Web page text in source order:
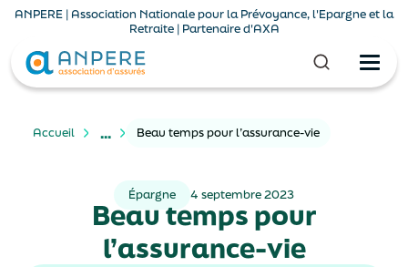
ANPERE | Association Nationale pour la Prévoyance, l'Epargne et la
Retraite | Partenaire d'AXA
Accueil ... Beau temps pour l’assurance-vie
Épargne 4 septembre 2023
Beau temps pour
l’assurance-vie